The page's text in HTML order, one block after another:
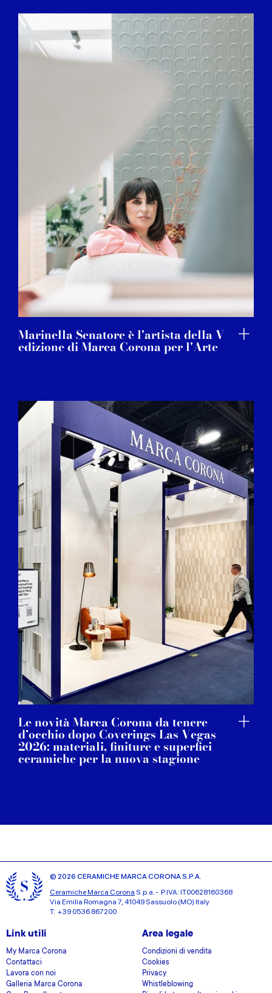
Marinella Senatore è l'artista della V
edizione di Marca Corona per l'Arte
Le novità Marca Corona da tenere
d’occhio dopo Coverings Las Vegas
2026: materiali, finiture e superfici
ceramiche per la nuova stagione
© 2026 CERAMICHE MARCA CORONA S.P.A.
Ceramiche Marca Corona S.p.a. - P.IVA: IT00628160368
Via Emilia Romagna 7, 41049 Sassuolo (MO) Italy
T: +39 0536 867200
Link utili
My Marca Corona
Contattaci
Lavora con noi
Galleria Marca Corona
Area legale
Condizioni di vendita
Cookies
Privacy
Whistleblowing